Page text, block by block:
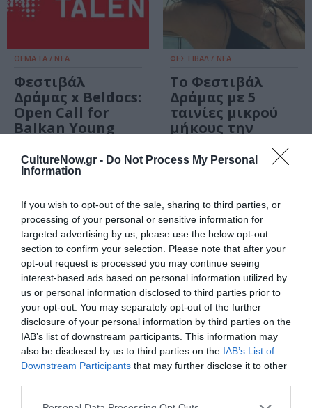
CultureNow.gr - Do Not Process My Personal
Information
If you wish to opt-out of the sale, sharing to third parties, or
processing of your personal or sensitive information for
targeted advertising by us, please use the below opt-out
section to confirm your selection. Please note that after your
opt-out request is processed you may continue seeing
interest-based ads based on personal information utilized by
us or personal information disclosed to third parties prior to
your opt-out. You may separately opt-out of the further
disclosure of your personal information by third parties on the
IAB’s list of downstream participants. This information may
also be disclosed by us to third parties on the IAB’s List of
Downstream Participants that may further disclose it to other
ΘΕΜΑΤΑ / ΝΕΑ
Φεστιβάλ
Δράμας x Beldocs:
Open Call for
Balkan Young
ΦΕΣΤΙΒΑΛ / ΝΕΑ
Το Φεστιβάλ
Δράμας με 5
ταινίες μικρού
μήκους την
Γυναίκας
ΘΕΜΑΤΑ / ΝΕΑ
DISFF Writing
Residency 2026 –
Open Call:
Πρόγραμμα
Φιλοξενίας για
την Ανάπτυξη
Σεναρίων Μικρού
Μήκους Ταινιών
49o Διεθνές
Φεστιβάλ
Ταινιών Μικρού
Μήκους Δράμας –
Call For Entries
ΣΙΝΕΜΑ / ΝΕΑ
Δεκέμβριος 2025:
Το CineFIX με 3
ΣΙΝΕΜΑ / ΝΕΑ
Μεγάλες Ταινίες
Μικρού Μήκους